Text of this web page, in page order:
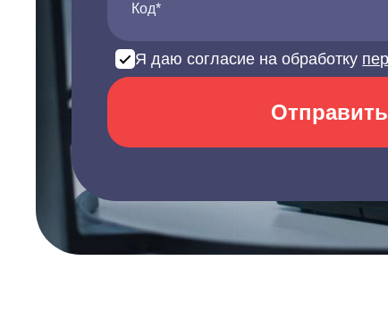
Код*
Я даю согласие на обработку
Отправить